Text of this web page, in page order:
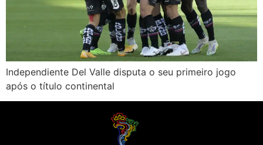
Independiente Del Valle disputa o seu primeiro jogo
após o título continental